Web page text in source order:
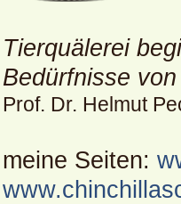
Tierquälerei
Bedürfnisse
Prof. Dr. Helmut
meine Seiten: